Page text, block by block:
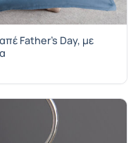
Father’s Day, με